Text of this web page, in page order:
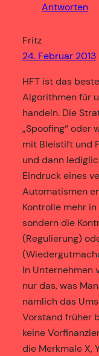
Antworten
Fritz
24. Februar 2013
HFT ist das
Algorithmen für
handeln. Die
„Spoofing“ oder
mit Bleistift und
und dann
Eindruck eines
Automatismen
Kontrolle mehr
sondern die
(Regulierung)
In Unternehmen
nur das, was
nämlich das
Vorstand früher
keine
die Merkmale X,